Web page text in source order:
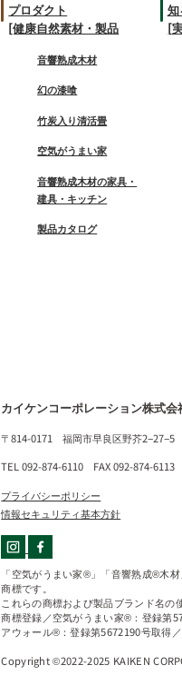
プロダクト
[健康自然素材・製品
音響熟成木材
幻の漆喰
竹炭入り清活畳
空気がうまい家
音響熟成木材の家具・
建具・キッチン
製品カタログ
[
カイケンコーポレーション株式会
〒814-0171 福岡市早良区野芥2−27−5
TEL 092-874-6110 FAX 092-874-6113
プライバシーポリシー
情報セキュリティ基本方針
「空気がうまい家®」「音響熟成®木
商標です。
これらの商標および製品ブランド名の
商標登録／空気がうまい家®：登録第
アウォール®：登録第5672190号取得
Copyright ©2022-2025 KAIKEN